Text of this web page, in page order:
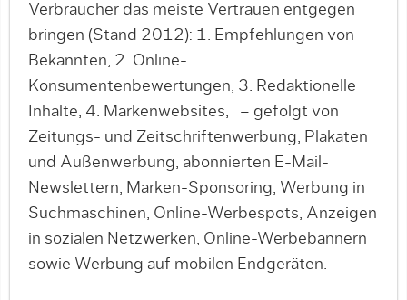
Verbraucher das meiste Vertrauen entgegen
bringen (Stand 2012): 1. Empfehlungen von
Bekannten, 2. Online-
Konsumentenbewertungen, 3. Redaktionelle
Inhalte, 4. Markenwebsites, – gefolgt von
Zeitungs- und Zeitschriftenwerbung, Plakaten
und Außenwerbung, abonnierten E-Mail-
Newslettern, Marken-Sponsoring, Werbung in
Suchmaschinen, Online-Werbespots, Anzeigen
in sozialen Netzwerken, Online-Werbebannern
sowie Werbung auf mobilen Endgeräten.